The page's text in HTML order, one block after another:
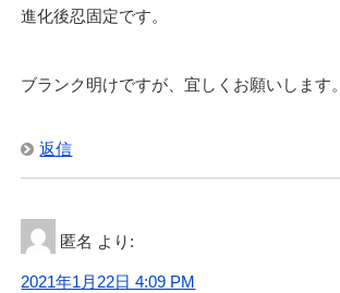
進化後忍固定です。
ブランク明けですが、宜しくお願いします。
返信
匿名 より:
2021年1月22日 4:09 PM